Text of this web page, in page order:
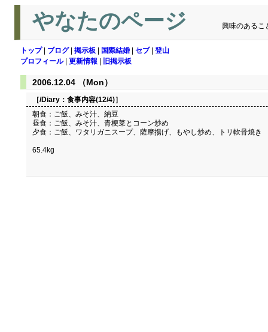
やなたのページ 興味のあるこ
トップ| ブログ| 掲示板 国際結婚 セブ| 登山
プロフィール| 更新情報 旧掲示板
2006.12.04 （Mon）
［/Diary： 食事内容(12/4)］
朝食：ご飯、みそ汁、納豆
昼食：ご飯、みそ汁、青梗菜とコーン炒め
夕食：ご飯、ワタリガニスープ、薩摩揚げ、もやし炒め、トリ軟骨焼き
65.4kg